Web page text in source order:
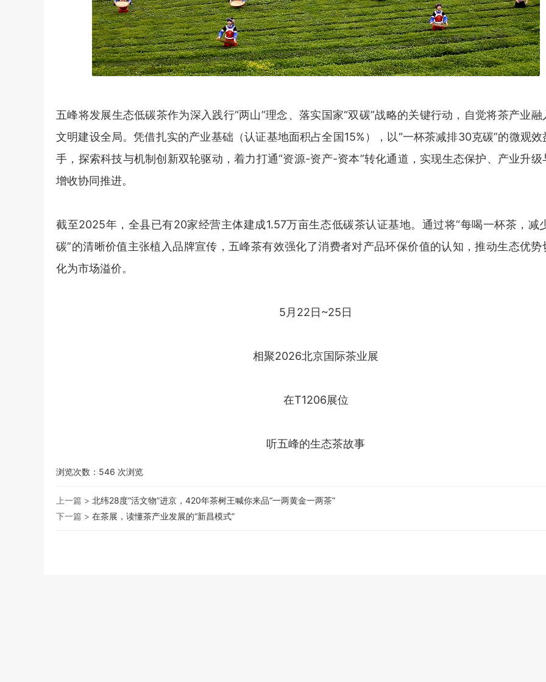
五峰将发展生态低碳茶作为深入践行“两山”理念、落实国家“双碳”战略的关键行动，自觉将茶产业融
文明建设全局。凭借扎实的产业基础（认证基地面积占全国15%），以“一杯茶减排30克碳”的微观效
手，探索科技与机制创新双轮驱动，着力打通“资源-资产-资本”转化通道，实现生态保护、产业升级
增收协同推进。
截至2025年，全县已有20家经营主体建成1.57万亩生态低碳茶认证基地。通过将“每喝一杯茶，减
碳”的清晰价值主张植入品牌宣传，五峰茶有效强化了消费者对产品环保价值的认知，推动生态优势
化为市场溢价。
5月22日~25日
相聚2026北京国际茶业展
在T1206展位
听五峰的生态茶故事
浏览次数： 546 次浏览
上一篇 > 北纬28度“活文物”进京，420年茶树王喊你来品“一两黄金一两茶”
下一篇 > 在茶展，读懂茶产业发展的“新昌模式”